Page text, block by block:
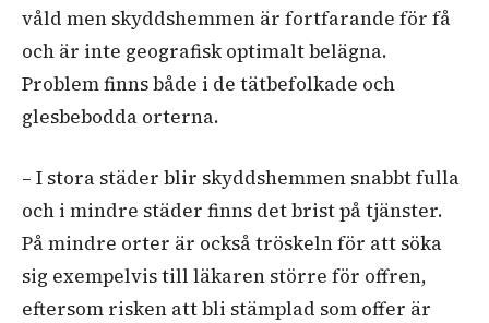
våld men skyddshemmen är fortfarande för få
och är inte geografisk optimalt belägna.
Problem finns både i de tätbefolkade och
glesbebodda orterna.
– I stora städer blir skyddshemmen snabbt fulla
och i mindre städer finns det brist på tjänster.
På mindre orter är också tröskeln för att söka
sig exempelvis till läkaren större för offren,
eftersom risken att bli stämplad som offer är